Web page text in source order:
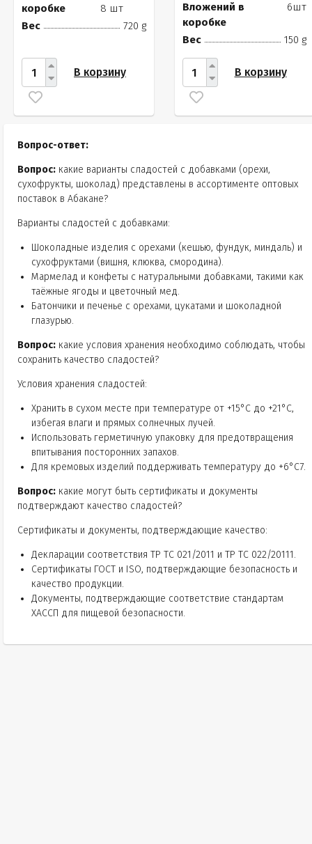
коробке
8 шт
Вес
720 g
В корзину
Вложений в
коробке
6шт
Вес 150 g
В корзину
Вопрос-ответ:
Вопрос: какие варианты сладостей с добавками (орехи,
сухофрукты, шоколад) представлены в ассортименте оптовых
поставок в Абакане?
Варианты сладостей с добавками:
Шоколадные изделия с орехами (кешью, фундук, миндаль) и
сухофруктами (вишня, клюква, смородина).
Мармелад и конфеты с натуральными добавками, такими как
таёжные ягоды и цветочный мед.
Батончики и печенье с орехами, цукатами и шоколадной
глазурью.
Вопрос: какие условия хранения необходимо соблюдать, чтобы
сохранить качество сладостей?
Условия хранения сладостей:
Хранить в сухом месте при температуре от +15°C до +21°C,
избегая влаги и прямых солнечных лучей.
Использовать герметичную упаковку для предотвращения
впитывания посторонних запахов.
Для кремовых изделий поддерживать температуру до +6°C7.
Вопрос: какие могут быть сертификаты и документы
подтверждают качество сладостей?
Сертификаты и документы, подтверждающие качество:
Декларации соответствия ТР ТС 021/2011 и ТР ТС 022/20111.
Сертификаты ГОСТ и ISO, подтверждающие безопасность и
качество продукции.
Документы, подтверждающие соответствие стандартам
ХАССП для пищевой безопасности.